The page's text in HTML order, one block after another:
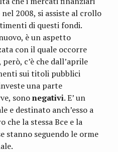
2008, si assiste al crollo
di questi fondi.
è un aspetto
con il quale occorre
c’è che dall’aprile
sui titoli pubblici
una parte
sononegativi. E’ un
e destinato anch’esso a
che la stessa Bce e la
stanno seguendo le orme